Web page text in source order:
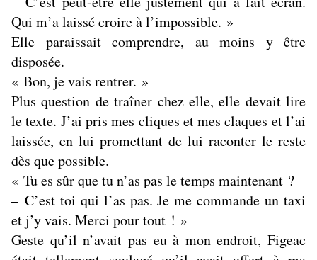
Qui m’a laissé croire à l’impossible. »
Elle paraissait comprendre, au moins y être
disposée.
« Bon, je vais rentrer. »
Plus question de traîner chez elle, elle devait lire
le texte. J’ai pris mes cliques et mes claques et l’ai
laissée, en lui promettant de lui raconter le reste
dès que possible.
« Tu es sûr que tu n’as pas le temps maintenant ?
– C’est toi qui l’as pas. Je me commande un taxi
et j’y vais. Merci pour tout ! »
Geste qu’il n’avait pas eu à mon endroit, Figeac